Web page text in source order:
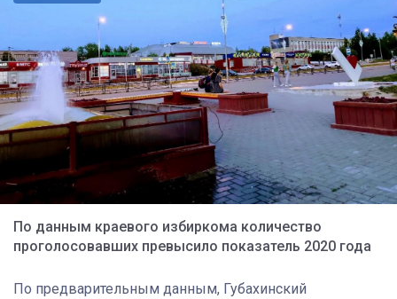
По данным краевого избиркома количество
проголосовавших превысило показатель 2020 года
По предварительным данным, Губахинский